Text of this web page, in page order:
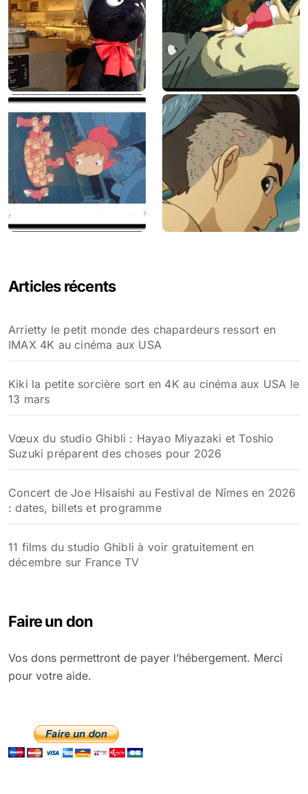
Articles récents
Arrietty le petit monde des chapardeurs ressort en
IMAX 4K au cinéma aux USA
Kiki la petite sorcière sort en 4K au cinéma aux USA le
13 mars
Vœux du studio Ghibli : Hayao Miyazaki et Toshio
Suzuki préparent des choses pour 2026
Concert de Joe Hisaishi au Festival de Nîmes en 2026
: dates, billets et programme
11 films du studio Ghibli à voir gratuitement en
décembre sur France TV
Faire un don
Vos dons permettront de payer l’hébergement. Merci
pour votre aide.